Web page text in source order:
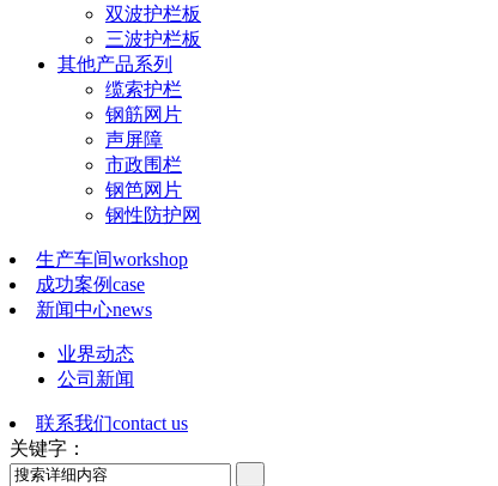
双波护栏板
三波护栏板
其他产品系列
缆索护栏
钢筋网片
声屏障
市政围栏
钢笆网片
钢性防护网
生产车间workshop
成功案例case
新闻中心news
业界动态
公司新闻
联系我们contact us
关键字：